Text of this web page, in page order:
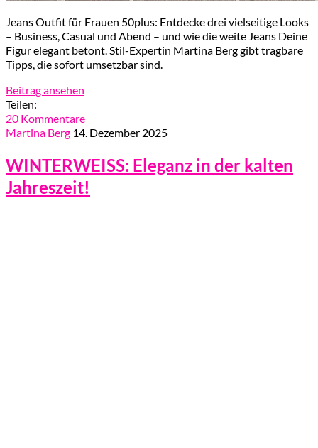
Jeans Outfit für Frauen 50plus: Entdecke drei vielseitige Looks
– Business, Casual und Abend – und wie die weite Jeans Deine
Figur elegant betont. Stil-Expertin Martina Berg gibt tragbare
Tipps, die sofort umsetzbar sind.
Beitrag ansehen
Teilen:
20 Kommentare
Martina Berg 14. Dezember 2025
WINTERWEISS: Eleganz in der kalten
Jahreszeit!